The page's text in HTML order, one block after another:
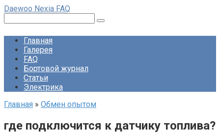
Перейти
контенту
Daewoo Nexia FAQ
Главная
Галерея
FAQ
Бортовой журнал
Статьи
Электрика
Главная » Обмен опытом
где подключится к датчику топлива?